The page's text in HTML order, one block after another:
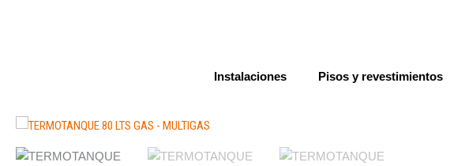
Instalaciones Pisos y revestimientos